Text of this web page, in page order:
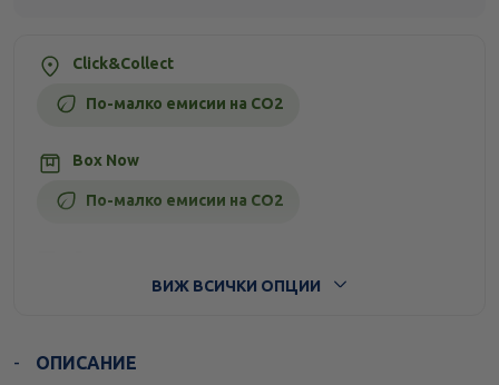
Click&Collect
По-малко емисии на CO2
Box Now
По-малко емисии на CO2
ВИЖ ВСИЧКИ ОПЦИИ
ОПИСАНИЕ